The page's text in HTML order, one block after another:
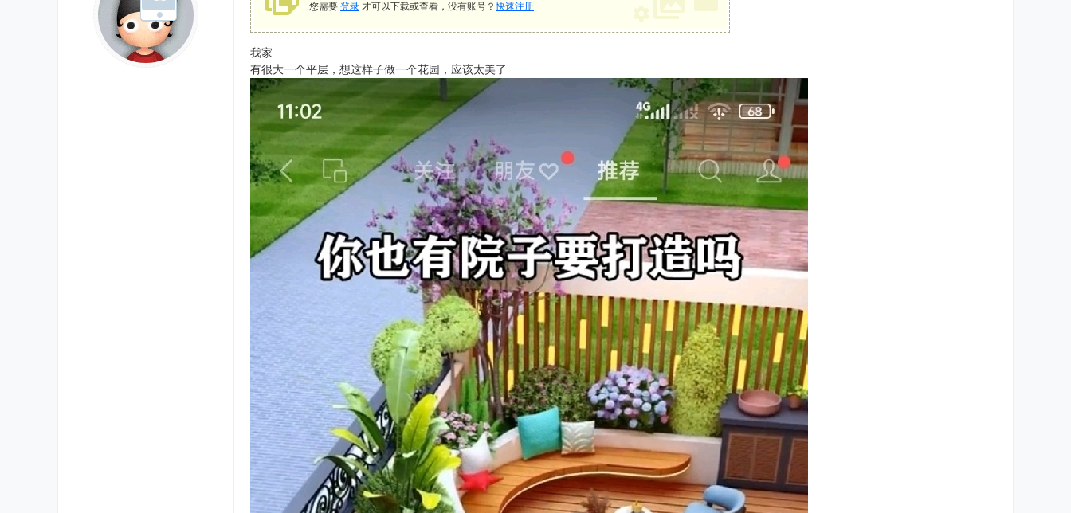
您需要 登录 才可以下载或查看，没有账号？快速注册
我家
有很大一个平层，想这样子做一个花园，应该太美了